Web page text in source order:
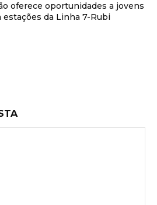
oferece oportunidades a jovens
estações da Linha 7-Rubi